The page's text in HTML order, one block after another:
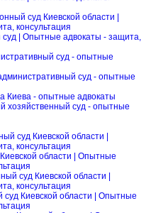
суд Киевской области |
консультация
суд | Опытные адвокаты - защита,
суд - опытные
суд - опытные
Киева - опытные адвокаты
хозяйственный суд - опытные
суд Киевской области |
консультация
области | Опытные
суд Киевской области |
консультация
Киевской области | Опытные